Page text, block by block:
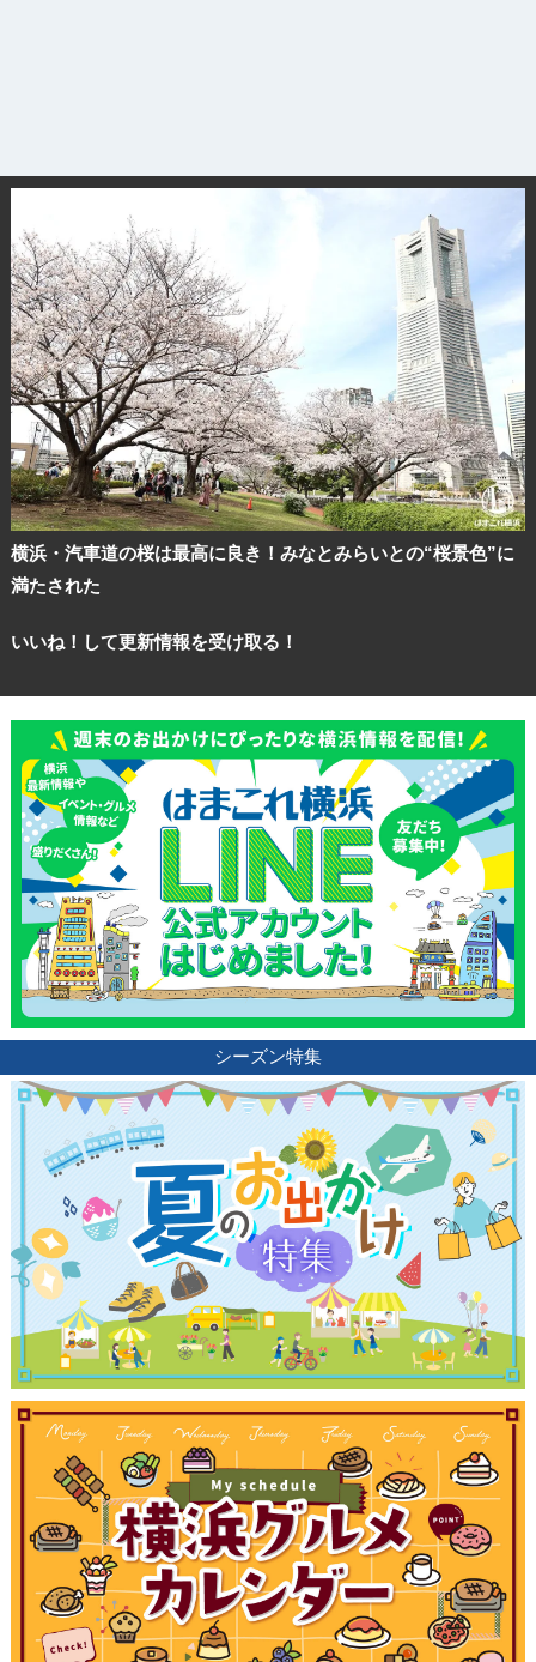
横浜・汽車道の桜は最高に良き！みなとみらいとの“桜景色”に
満たされた
いいね！して更新情報を受け取る！
シーズン特集
観光ガイド
ランキング
ブログ記事
サイトについて